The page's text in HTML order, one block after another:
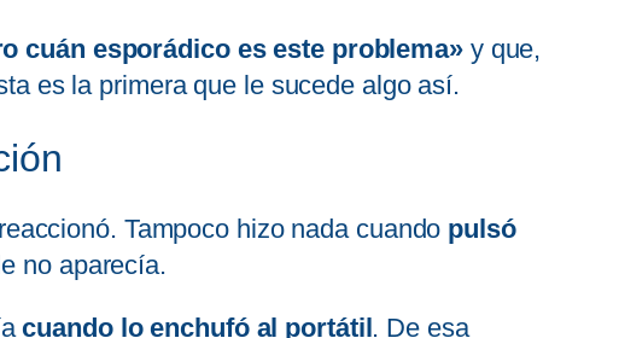
cuán esporádico es este problema»y que,
es la primera que le sucede algo así.
Tampoco hizo nada cuando pulsó
no aparecía.
cuando lo enchufó al portátil . De esa